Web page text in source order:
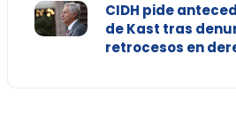
CIDH pide
de Kast tras
retrocesos en